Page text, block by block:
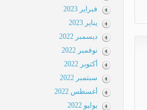
فبراير 2023
يناير 2023
ديسمبر 2022
نوفمبر 2022
أكتوبر 2022
سبتمبر 2022
أغسطس 2022
يوليو 2022